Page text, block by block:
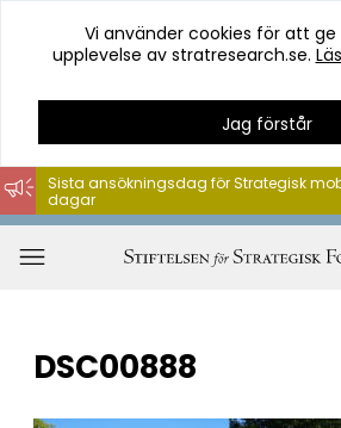
Hoppa
till
innehåll
Vi använder cookies för att
upplevelse av stratresearch.se.
Jag förstår
Sista ansökningsdag för Strategisk
dagar
DSC00888